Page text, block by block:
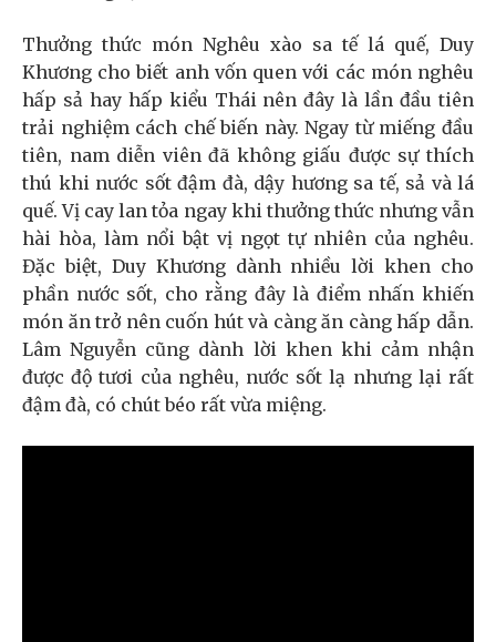
Thưởng thức món Nghêu xào sa tế lá quế, Duy
Khương cho biết anh vốn quen với các món nghêu
hấp sả hay hấp kiểu Thái nên đây là lần đầu tiên
trải nghiệm cách chế biến này. Ngay từ miếng đầu
tiên, nam diễn viên đã không giấu được sự thích
thú khi nước sốt đậm đà, dậy hương sa tế, sả và lá
quế. Vị cay lan tỏa ngay khi thưởng thức nhưng vẫn
hài hòa, làm nổi bật vị ngọt tự nhiên của nghêu.
Đặc biệt, Duy Khương dành nhiều lời khen cho
phần nước sốt, cho rằng đây là điểm nhấn khiến
món ăn trở nên cuốn hút và càng ăn càng hấp dẫn.
Lâm Nguyễn cũng dành lời khen khi cảm nhận
được độ tươi của nghêu, nước sốt lạ nhưng lại rất
đậm đà, có chút béo rất vừa miệng.